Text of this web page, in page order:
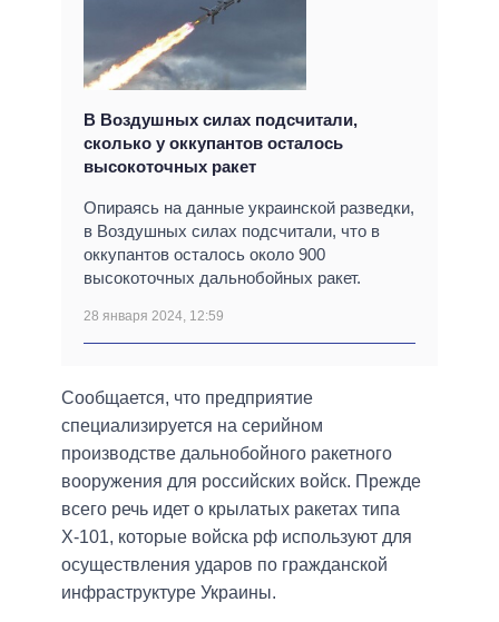
В Воздушных силах подсчитали,
сколько у оккупантов осталось
высокоточных ракет
Опираясь на данные украинской разведки,
в Воздушных силах подсчитали, что в
оккупантов осталось около 900
высокоточных дальнобойных ракет.
28 января 2024, 12:59
Сообщается, что предприятие
специализируется на серийном
производстве дальнобойного ракетного
вооружения для российских войск. Прежде
всего речь идет о крылатых ракетах типа
Х-101, которые войска рф используют для
осуществления ударов по гражданской
инфраструктуре Украины.